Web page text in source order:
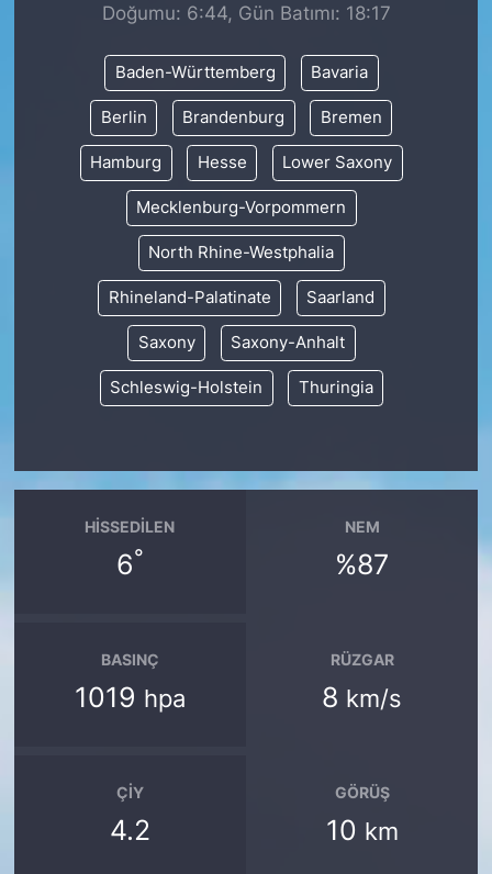
Doğumu: 6:44, Gün Batımı: 18:17
Baden-Württemberg Bavaria
Berlin Brandenburg Bremen
Hamburg Hesse Lower Saxony
Mecklenburg-Vorpommern
North Rhine-Westphalia
Rhineland-Palatinate Saarland
Saxony Saxony-Anhalt
Schleswig-Holstein Thuringia
HISSEDILEN
6°
NEM
%87
BASINÇ
1019 hpa
RÜZGAR
8 km/s
ÇIY
4.2
GÖRÜŞ
10 km